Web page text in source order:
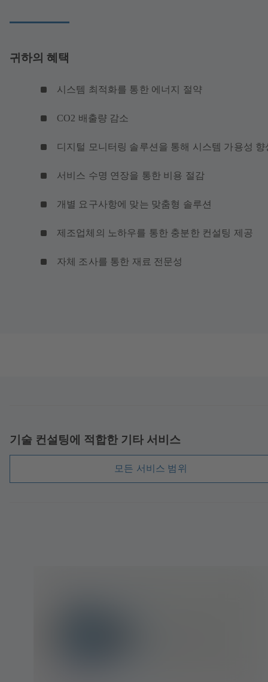
귀하의 혜택
시스템 최적화를 통한 에너지 절약
CO2 배출량 감소
디지털 모니터링 솔루션을 통해 시스템 가용성
서비스 수명 연장을 통한 비용 절감
개별 요구사항에 맞는 맞춤형 솔루션
제조업체의 노하우를 통한 충분한 컨설팅 제공
자체 조사를 통한 재료 전문성
기술 컨설팅에 적합한 기타 서비스
모든 서비스 범위